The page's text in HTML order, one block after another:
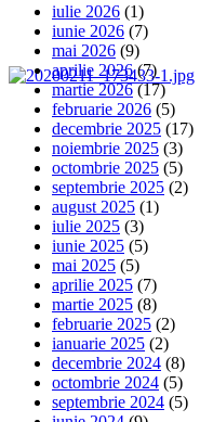
iulie 2026 (1)
iunie 2026 (7)
mai 2026 (9)
aprilie 2026(7)
martie 2026(17)
februarie 2026 (5)
decembrie 2025 (17)
noiembrie 2025 (3)
octombrie 2025 (5)
septembrie 2025 (2)
august 2025 (1)
iulie 2025 (3)
iunie 2025 (5)
mai 2025 (5)
aprilie 2025 (7)
martie 2025 (8)
februarie 2025 (2)
ianuarie 2025 (2)
decembrie 2024 (8)
octombrie 2024 (5)
septembrie 2024 (5)